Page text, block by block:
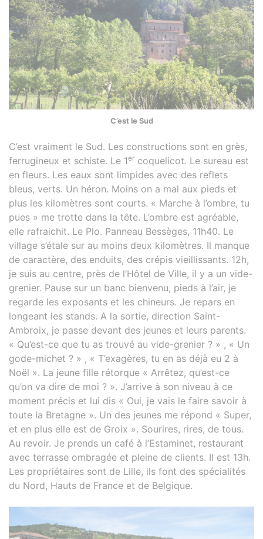
C’est le Sud
C’est vraiment le Sud. Les constructions sont en grès,
ferrugineux et schiste. Le 1er coquelicot. Le sureau est
en fleurs. Les eaux sont limpides avec des reflets
bleus, verts. Un héron. Moins on a mal aux pieds et
plus les kilomètres sont courts. « Marche à l’ombre, tu
pues » me trotte dans la tête. L’ombre est agréable,
elle rafraichit. Le Plo. Panneau Bessèges, 11h40. Le
village s’étale sur au moins deux kilomètres. Il manque
de caractère, des enduits, des crépis vieillissants. 12h,
je suis au centre, près de l’Hôtel de Ville, il y a un vide-
grenier. Pause sur un banc bienvenu, pieds à l’air, je
regarde les exposants et les chineurs. Je repars en
longeant les stands. A la sortie, direction Saint-
Ambroix, je passe devant des jeunes et leurs parents.
« Qu’est-ce que tu as trouvé au vide-grenier ? » , « Un
gode-michet ? » , « T’exagères, tu en as déjà eu 2 à
Noël ». La jeune fille rétorque « Arrêtez, qu’est-ce
qu’on va dire de moi ? ». J’arrive à son niveau à ce
moment précis et lui dis « Oui, je vais le faire savoir à
toute la Bretagne ». Un des jeunes me répond « Super,
et en plus elle est de Groix ». Sourires, rires, de tous.
Au revoir. Je prends un café à l’Estaminet, restaurant
avec terrasse ombragée et pleine de clients. Il est 13h.
Les propriétaires sont de Lille, ils font des spécialités
du Nord, Hauts de France et de Belgique.